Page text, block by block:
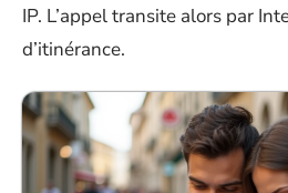
IP. L’appel transite alors par
d’itinérance.